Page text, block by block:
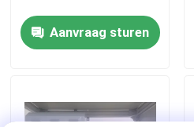
Gevallen
Hoge
Aanvraag sturen